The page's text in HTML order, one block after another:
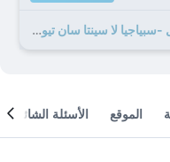
9 صفقات إضافية لـ أل فارو فينتيدج هوتل -سبياجيا لا سينتا سان تيودورو
الموقع الأسئلة الشائعة